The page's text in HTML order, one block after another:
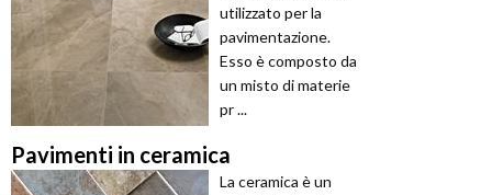
utilizzato per la
pavimentazione.
Esso è composto da
un misto di materie
pr ...
Pavimenti in ceramica
La ceramica è un